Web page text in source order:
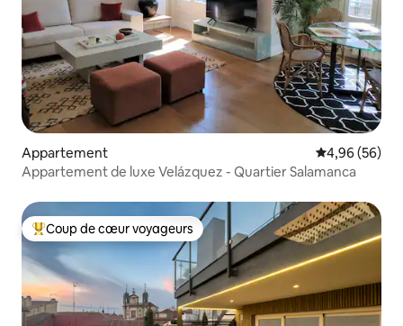
Appartement Évaluation
4,96 (56)
Appartement de luxe Velázquez - Quartier Salamanca
Coups de cœur voyageurs les plus appréciés
Coup de cœur voyageurs